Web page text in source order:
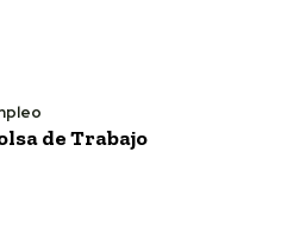
de Trabajo